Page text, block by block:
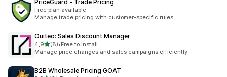
PriceGuard ‑ Trade Pricing
Free plan available
Manage trade pricing with customer-specific rules
Ouiteo: Sales Discount Manager
4,9/ 5 tähteä
(8)
8 arvostelua yhteensä
•Free to install
Manage price changes and sales campaigns efficiently
B2B Wholesale Pricing GOAT